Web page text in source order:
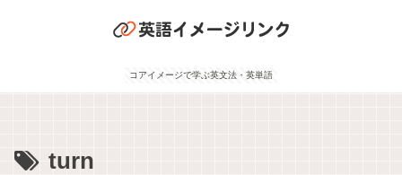
コアイメージで学ぶ英文法・英単語
turn